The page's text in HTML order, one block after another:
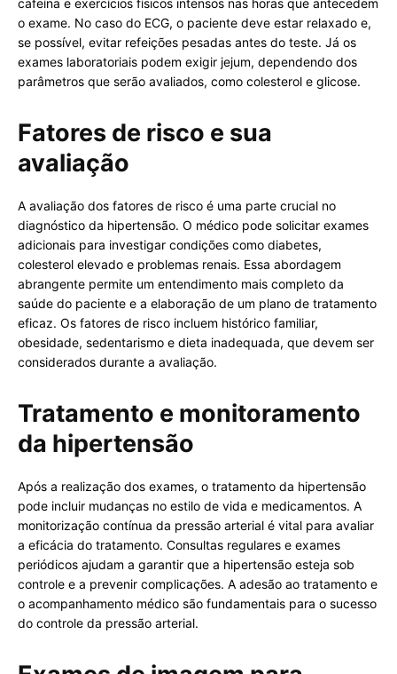
cafeína e exercícios físicos intensos nas horas que antecedem
o exame. No caso do ECG, o paciente deve estar relaxado e,
se possível, evitar refeições pesadas antes do teste. Já os
exames laboratoriais podem exigir jejum, dependendo dos
parâmetros que serão avaliados, como colesterol e glicose.
Fatores de risco e sua
avaliação
A avaliação dos fatores de risco é uma parte crucial no
diagnóstico da hipertensão. O médico pode solicitar exames
adicionais para investigar condições como diabetes,
colesterol elevado e problemas renais. Essa abordagem
abrangente permite um entendimento mais completo da
saúde do paciente e a elaboração de um plano de tratamento
eficaz. Os fatores de risco incluem histórico familiar,
obesidade, sedentarismo e dieta inadequada, que devem ser
considerados durante a avaliação.
Tratamento e monitoramento
da hipertensão
Após a realização dos exames, o tratamento da hipertensão
pode incluir mudanças no estilo de vida e medicamentos. A
monitorização contínua da pressão arterial é vital para avaliar
a eficácia do tratamento. Consultas regulares e exames
periódicos ajudam a garantir que a hipertensão esteja sob
controle e a prevenir complicações. A adesão ao tratamento e
o acompanhamento médico são fundamentais para o sucesso
do controle da pressão arterial.